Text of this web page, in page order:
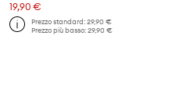
19,90 €
Prezzo standard:29,90 €
Prezzo più basso:29,90 €